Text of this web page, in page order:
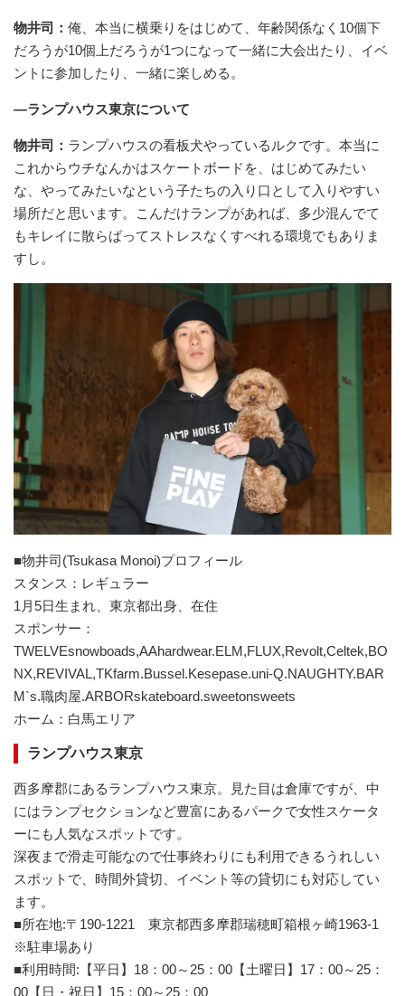
物井司： 俺、本当に横乗りをはじめて、年齢関係なく10個下
だろうが10個上だろうが1つになって一緒に大会出たり、イベ
ントに参加したり、一緒に楽しめる。
—ランプハウス東京について
物井司： ランプハウスの看板犬やっているルクです。本当に
これからウチなんかはスケートボードを、はじめてみたい
な、やってみたいなという子たちの入り口として入りやすい
場所だと思います。こんだけランプがあれば、多少混んでて
もキレイに散らばってストレスなくすべれる環境でもありま
すし。
■物井司(Tsukasa Monoi)プロフィール
スタンス：レギュラー
1月5日生まれ、東京都出身、在住
スポンサー：
TWELVEsnowboads,AAhardwear.ELM,FLUX,Revolt,Celtek,BO
NX,REVIVAL,TKfarm.Bussel.Kesepase.uni-Q.NAUGHTY.BAR
M`s.職肉屋.ARBORskateboard.sweetonsweets
ホーム：白馬エリア
ランプハウス東京
西多摩郡にあるランプハウス東京。見た目は倉庫ですが、中
にはランプセクションなど豊富にあるパークで女性スケータ
ーにも人気なスポットです。
深夜まで滑走可能なので仕事終わりにも利用できるうれしい
スポットで、時間外貸切、イベント等の貸切にも対応してい
ます。
■所在地:〒190-1221 東京都西多摩郡瑞穂町箱根ヶ崎1963-1
※駐車場あり
■利用時間:【平日】18：00～25：00【土曜日】17：00～25：
00【日・祝日】15：00～25：00